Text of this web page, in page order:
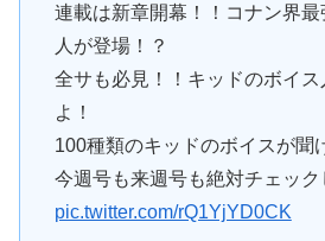
連載は新章開幕！！コナン界
人が登場！？
全サも必見！！キッドのボイ
よ！
100種類のキッドのボイスが聞
今週号も来週号も絶対チェック
pic.twitter.com/rQ1YjYD0CK